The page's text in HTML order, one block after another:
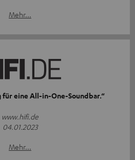
Mehr...
für eine All-in-One-Soundbar.“
www.hifi.de
04.01.2023
Mehr...